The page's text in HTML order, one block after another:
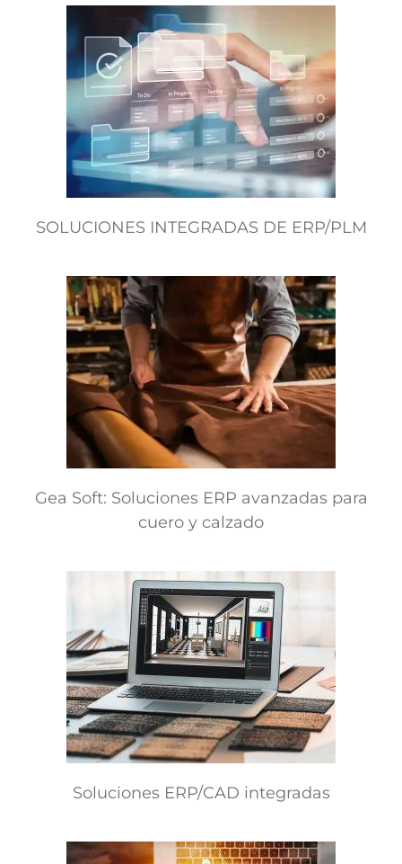
SOLUCIONES INTEGRADAS DE ERP/PLM
Gea Soft: Soluciones ERP avanzadas para
cuero y calzado
Soluciones ERP/CAD integradas